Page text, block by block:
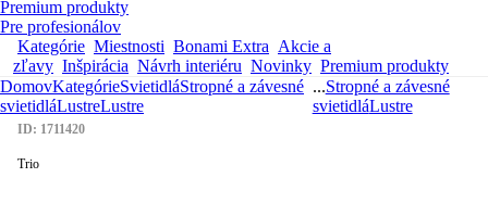
Premium produkty
Pre profesionálov
Kategórie Miestnosti Bonami Extra Akcie a
zľavy Inšpirácia Návrh interiéru Novinky Premium produkty
DomovKategórieSvietidláStropné a závesné
svietidláLustreLustre
...Stropné a závesné
svietidláLustre
ID: 1711420
Trio